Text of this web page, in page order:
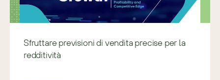
Sfruttare previsioni di vendita precise per la
redditività